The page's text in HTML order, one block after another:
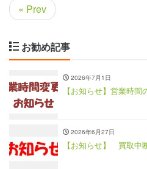
« Prev
お勧め記事
2026年7月1日
【お知らせ】営業時
2026年6月27日
【お知らせ】 買取中